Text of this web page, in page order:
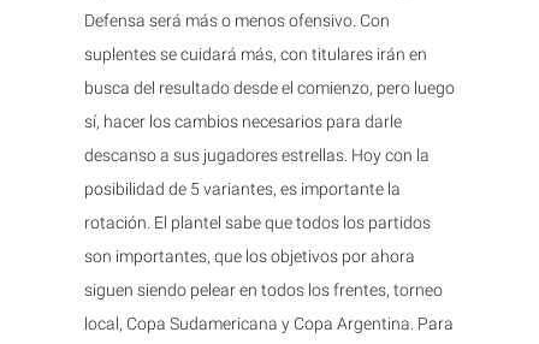
Defensa será más o menos ofensivo. Con
suplentes se cuidará más, con titulares irán en
busca del resultado desde el comienzo, pero luego
sí, hacer los cambios necesarios para darle
descanso a sus jugadores estrellas. Hoy con la
posibilidad de 5 variantes, es importante la
rotación. El plantel sabe que todos los partidos
son importantes, que los objetivos por ahora
siguen siendo pelear en todos los frentes, torneo
local, Copa Sudamericana y Copa Argentina. Para